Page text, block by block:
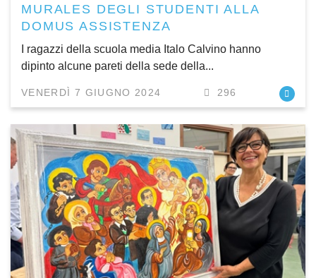
MURALES DEGLI STUDENTI ALLA
DOMUS ASSISTENZA
I ragazzi della scuola media Italo Calvino hanno
dipinto alcune pareti della sede della...
VENERDÌ 7 GIUGNO 2024 296